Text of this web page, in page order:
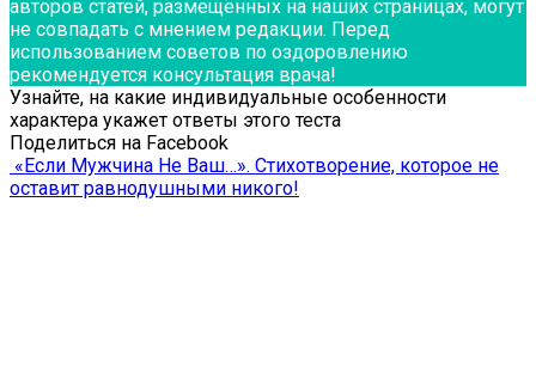
авторов статей, размещённых на наших страницах, могут
не совпадать с мнением редакции. Перед
использованием советов по оздоровлению
рекомендуется консультация врача!
Узнайте, на какие индивидуальные особенности
характера укажет ответы этого теста
Поделиться на Facebook
«Если Мужчина Не Ваш…». Стихотворение, которое не
оставит равнодушными никого!